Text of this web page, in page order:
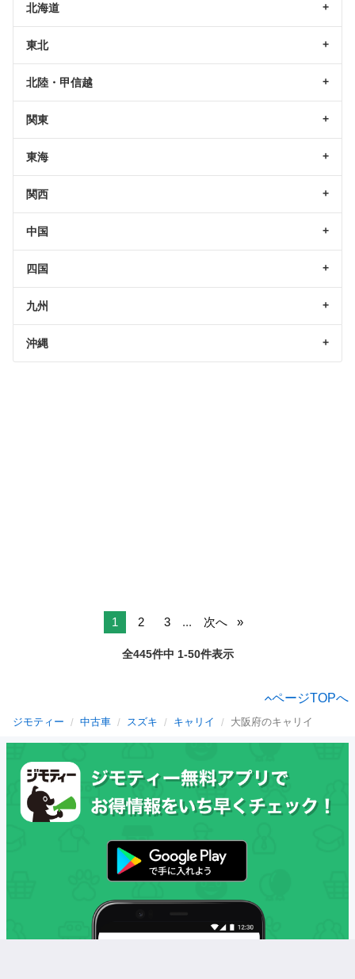
北海道
東北
北陸・甲信越
関東
東海
関西
中国
四国
九州
沖縄
1 2 3 ... 次へ
全445件中 1-50件表示
ページTOPへ
ジモティー 中古車 スズキ キャリイ 大阪府のキャリイ